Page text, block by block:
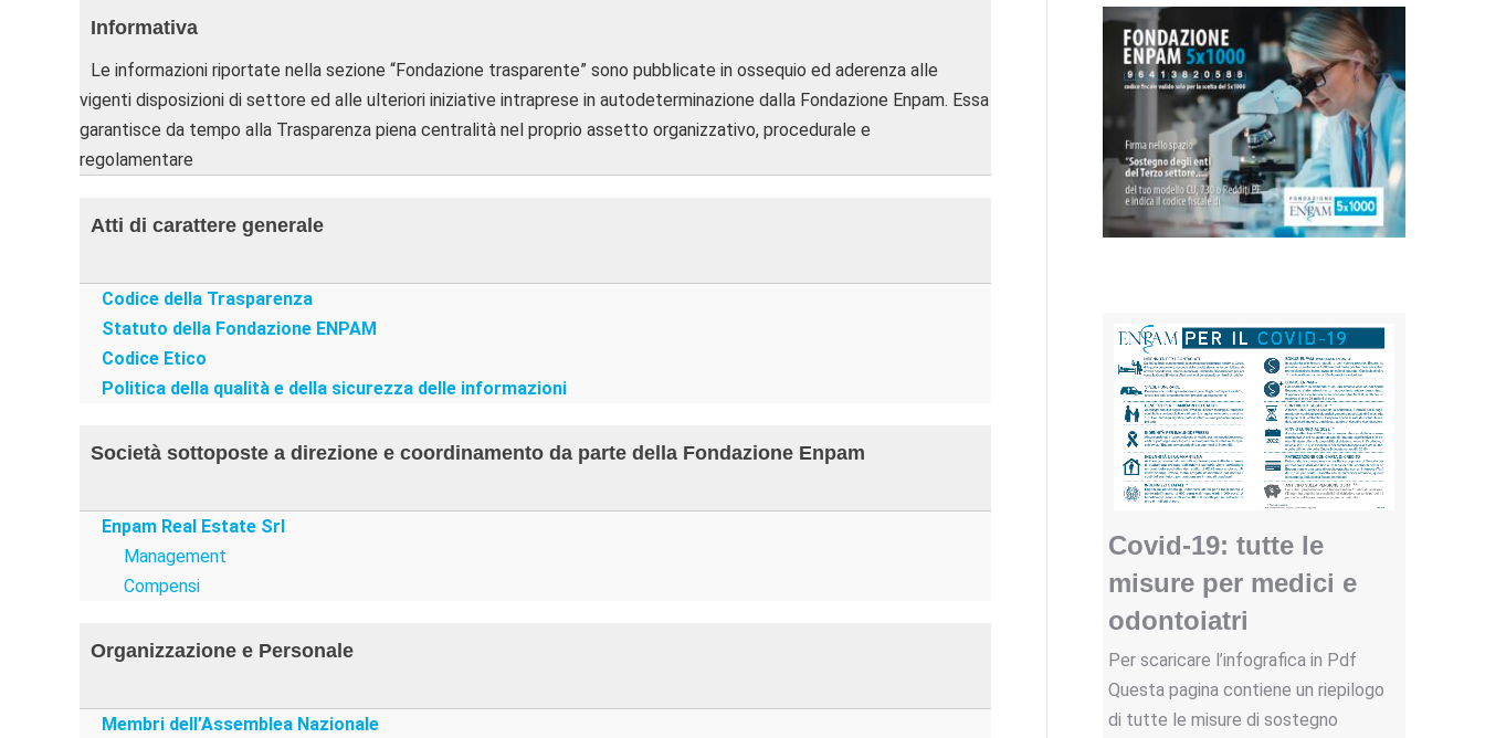
Informativa
Le informazioni riportate nella sezione “Fondazione trasparente” sono pubblicate in ossequio ed aderenza alle
vigenti disposizioni di settore ed alle ulteriori iniziative intraprese in autodeterminazione dalla Fondazione Enpam. Essa
garantisce da tempo alla Trasparenza piena centralità nel proprio assetto organizzativo, procedurale e
regolamentare
Atti di carattere generale
Codice della Trasparenza
Statuto della Fondazione ENPAM
Codice Etico
Politica della qualità e della sicurezza delle informazioni
Società sottoposte a direzione e coordinamento da parte della Fondazione Enpam
Enpam Real Estate Srl
Management
Compensi
Organizzazione e Personale
Membri dell’Assemblea Nazionale
Covid-19: tutte le
misure per medici e
odontoiatri
Per scaricare l’infografica in Pdf
Questa pagina contiene un riepilogo
di tutte le misure di sostegno